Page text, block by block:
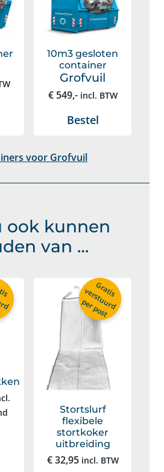
10m3 gesloten
container
Grofvuil
€549,- incl. BTW
Bestel
voor Grofvuil
ook kunnen
van …
G
r
a
t
is
v
e
r
s
t
u
u
r
d
per post
Stortslurf
flexibele
stortkoker
uitbreiding
€32,95 incl. BTW